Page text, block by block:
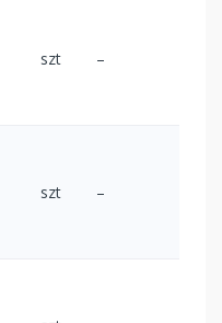
szt –
szt –